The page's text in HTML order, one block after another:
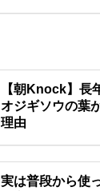
【朝Knock】長
オジギソウの葉
理由
実は普段から使